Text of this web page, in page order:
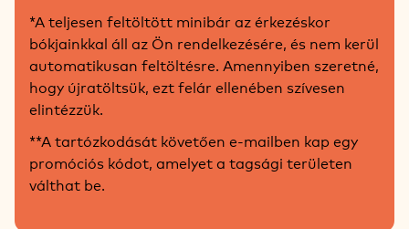
*A teljesen feltöltött minibár az érkezéskor
bókjainkkal áll az Ön rendelkezésére, és nem kerül
automatikusan feltöltésre. Amennyiben szeretné,
hogy újratöltsük, ezt felár ellenében szívesen
elintézzük.
**A tartózkodását követően e-mailben kap egy
promóciós kódot, amelyet a tagsági területen
válthat be.